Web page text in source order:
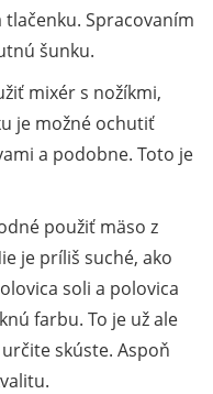
Spracovaním
šunku.
mixér s nožíkmi,
je možné ochutiť
a podobne. Toto je
použiť mäso z
je príliš suché, ako
soli a polovica
farbu. To je už ale
skúste. Aspoň